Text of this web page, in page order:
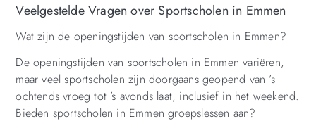
Veelgestelde Vragen over Sportscholen in Emmen
Wat zijn de openingstijden van sportscholen in Emmen?
De openingstijden van sportscholen in Emmen variëren,
maar veel sportscholen zijn doorgaans geopend van ’s
ochtends vroeg tot ’s avonds laat, inclusief in het weekend.
Bieden sportscholen in Emmen groepslessen aan?